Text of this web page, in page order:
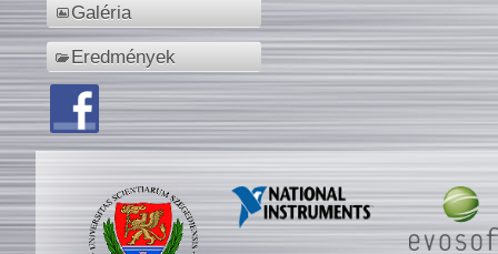
Galéria
Eredmények